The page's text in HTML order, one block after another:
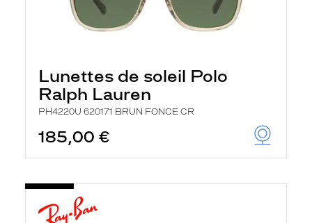
Lunettes de soleil Polo
Ralph Lauren
PH4220U 620171 BRUN FONCE CR
185,00 €